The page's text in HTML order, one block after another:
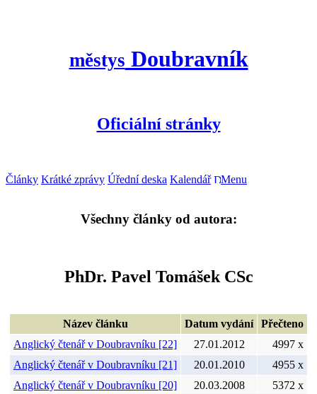
městys Doubravník
Oficiální stránky
Články Krátké zprávy Úřední deska Kalendář Menu
Všechny články od autora:
PhDr. Pavel Tomášek CSc
Název článku Datum vydání
Přečteno
Anglický čtenář v Doubravníku [22]
27.01.2012
4997 x
Anglický čtenář v Doubravníku [21]
20.01.2010
4955 x
Anglický čtenář v Doubravníku [20]
20.03.2008
5372 x